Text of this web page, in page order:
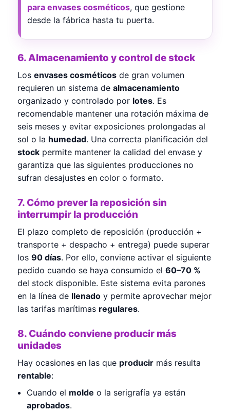
para envases cosméticos, que gestione
desde la fábrica hasta tu puerta.
6. Almacenamiento y control de stock
Los envases cosméticos de gran volumen
requieren un sistema de almacenamiento
organizado y controlado por lotes. Es
recomendable mantener una rotación máxima de
seis meses y evitar exposiciones prolongadas al
sol o la humedad. Una correcta planificación del
stock permite mantener la calidad del envase y
garantiza que las siguientes producciones no
sufran desajustes en color o formato.
7. Cómo prever la reposición sin
interrumpir la producción
El plazo completo de reposición (producción +
transporte + despacho + entrega) puede superar
los 90 días. Por ello, conviene activar el siguiente
pedido cuando se haya consumido el 60–70 %
del stock disponible. Este sistema evita parones
en la línea de llenado y permite aprovechar mejor
las tarifas marítimas regulares.
8. Cuándo conviene producir más
unidades
Hay ocasiones en las que producir más resulta
rentable:
Cuando el molde o la serigrafía ya están
aprobados.